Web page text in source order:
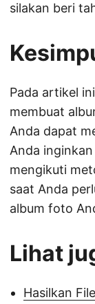
silakan beri
Pada artikel
membuat
Anda dapat
Anda
mengikuti
saat Anda
album foto
Lihat
Hasilkan